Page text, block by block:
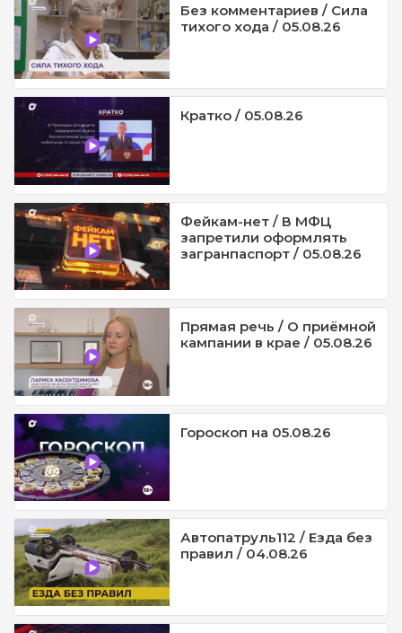
Без комментариев / Сила
тихого хода / 05.08.26
Кратко / 05.08.26
Фейкам-нет / В МФЦ
запретили оформлять
загранпаспорт / 05.08.26
Прямая речь / О приёмной
кампании в крае / 05.08.26
Гороскоп на 05.08.26
Автопатруль112 / Езда без
правил / 04.08.26